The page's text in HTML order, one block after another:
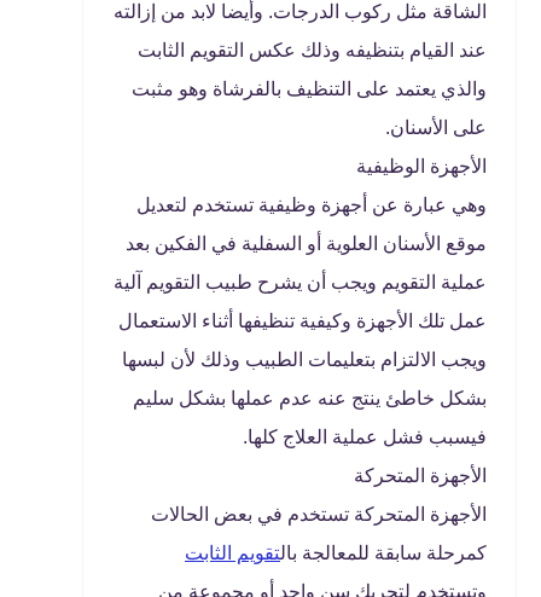
الشاقة مثل ركوب الدرجات. وأيضا لابد من إزالته
عند القيام بتنظيفه وذلك عكس التقويم الثابت
والذي يعتمد على التنظيف بالفرشاة وهو مثبت
على الأسنان.
الأجهزة الوظيفية
وهي عبارة عن أجهزة وظيفية تستخدم لتعديل
موقع الأسنان العلوية أو السفلية في الفكين بعد
عملية التقويم ويجب أن يشرح طبيب التقويم آلية
عمل تلك الأجهزة وكيفية تنظيفها أثناء الاستعمال
ويجب الالتزام بتعليمات الطبيب وذلك لأن لبسها
بشكل خاطئ ينتج عنه عدم عملها بشكل سليم
فيسبب فشل عملية العلاج كلها.
الأجهزة المتحركة
الأجهزة المتحركة تستخدم في بعض الحالات
كمرحلة سابقة للمعالجة بالتقويم الثابت
وتستخدم لتحريك سن واحد أو مجموعة من